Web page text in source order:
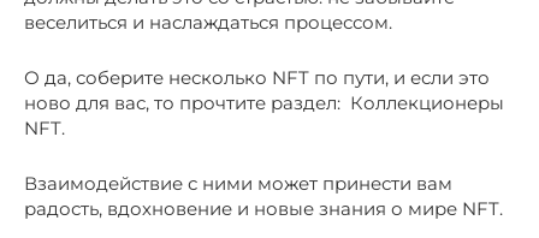
веселиться и наслаждаться процессом.
О да, соберите несколько NFT по пути, и если это
ново для вас, то прочтите раздел: Коллекционеры
NFT.
Взаимодействие с ними может принести вам
радость, вдохновение и новые знания о мире NFT.